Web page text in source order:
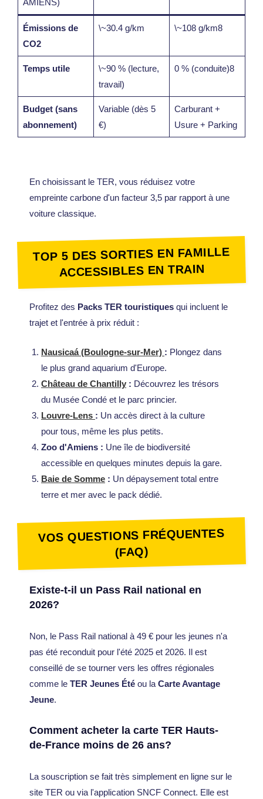
AMIENS)
Émissions de
CO2
\~30.4 g/km \~108 g/km8
Temps utile
\~90 % (lecture,
travail)
0 % (conduite)8
Budget (sans
abonnement)
Variable (dès 5
€)
Carburant +
Usure + Parking
En choisissant le TER, vous réduisez votre
empreinte carbone d'un facteur 3,5 par rapport à une
voiture classique.
TOP 5 DES SORTIES EN FAMILLE
ACCESSIBLES EN TRAIN
Profitez des Packs TER touristiques qui incluent le
trajet et l'entrée à prix réduit :
Nausicaá (Boulogne-sur-Mer) : Plongez dans
le plus grand aquarium d'Europe.
Château de Chantilly : Découvrez les trésors
du Musée Condé et le parc princier.
Louvre-Lens : Un accès direct à la culture
pour tous, même les plus petits.
Zoo d'Amiens : Une île de biodiversité
accessible en quelques minutes depuis la gare.
Baie de Somme : Un dépaysement total entre
terre et mer avec le pack dédié.
VOS QUESTIONS FRÉQUENTES
(FAQ)
Existe-t-il un Pass Rail national en
2026?
Non, le Pass Rail national à 49 € pour les jeunes n'a
pas été reconduit pour l'été 2025 et 2026. Il est
conseillé de se tourner vers les offres régionales
comme le TER Jeunes Été ou la Carte Avantage
Jeune.
Comment acheter la carte TER Hauts-
de-France moins de 26 ans?
La souscription se fait très simplement en ligne sur le
site TER ou via l'application SNCF Connect. Elle est